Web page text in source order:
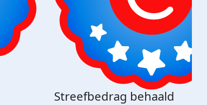
Streefbedrag behaald